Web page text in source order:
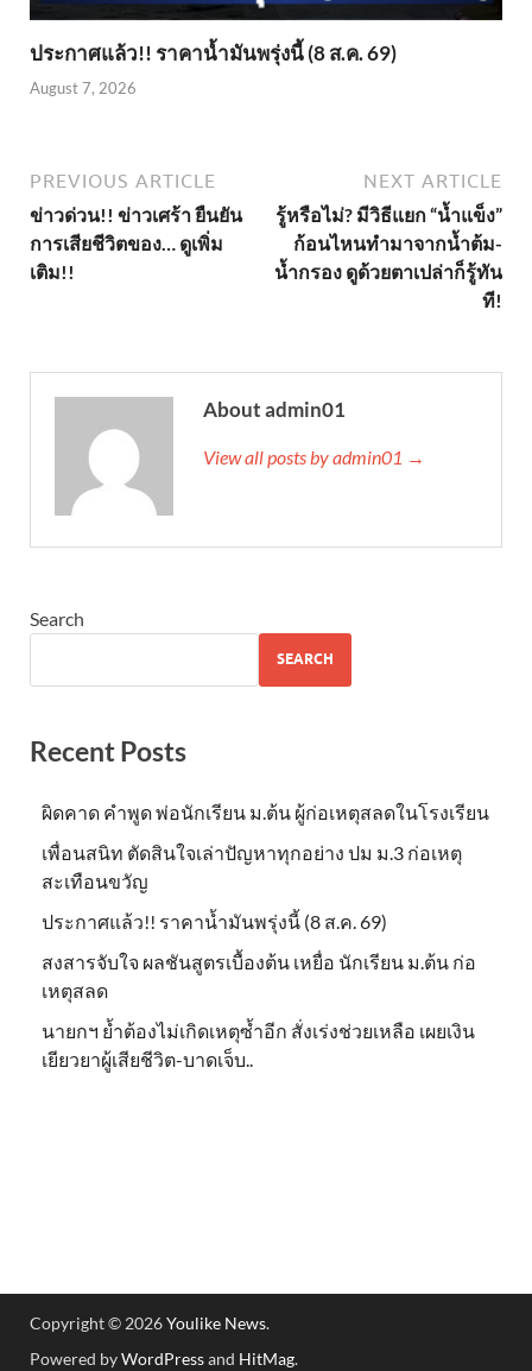
ประกาศแล้ว!! ราคาน้ำมันพรุ่งนี้ (8 ส.ค. 69)
August 7, 2026
PREVIOUS ARTICLE
ข่าวด่วน!! ข่าวเศร้า ยืนยัน
การเสียชีวิตของ… ดูเพิ่ม
เติม!!
NEXT ARTICLE
รู้หรือไม่? มีวิธีแยก “น้ำแข็ง”
ก้อนไหนทำมาจากน้ำต้ม-
น้ำกรอง ดูด้วยตาเปล่าก็รู้ทัน
ที!
About admin01
View all posts by admin01 →
Search
SEARCH
Recent Posts
ผิดคาด คำพูด พ่อนักเรียน ม.ต้น ผู้ก่อเหตุสลดในโรงเรียน
เพื่อนสนิท ตัดสินใจเล่าปัญหาทุกอย่าง ปม ม.3 ก่อเหตุ
สะเทือนขวัญ
ประกาศแล้ว!! ราคาน้ำมันพรุ่งนี้ (8 ส.ค. 69)
สงสารจับใจ ผลชันสูตรเบื้องต้น เหยื่อ นักเรียน ม.ต้น ก่อ
เหตุสลด
นายกฯ ย้ำต้องไม่เกิดเหตุซ้ำอีก สั่งเร่งช่วยเหลือ เผยเงิน
เยียวยาผู้เสียชีวิต-บาดเจ็บ..
Copyright © 2026Youlike News.
Powered byWordPressand HitMag.